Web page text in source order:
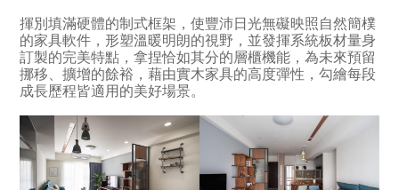
揮別填滿硬體的制式框架，使豐沛日光無礙映照自然簡樸
的家具軟件，形塑溫暖明朗的視野，並發揮系統板材量身
訂製的完美特點，拿捏恰如其分的層櫃機能，為未來預留
挪移、擴增的餘裕，藉由實木家具的高度彈性，勾繪每段
成長歷程皆適用的美好場景。